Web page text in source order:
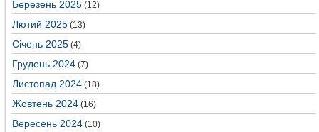
Березень 2025 (12)
Лютий 2025 (13)
Січень 2025 (4)
Грудень 2024 (7)
Листопад 2024 (18)
Жовтень 2024 (16)
Вересень 2024 (10)